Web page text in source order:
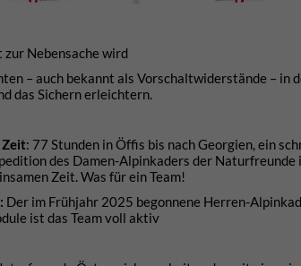
zur Nebensache wird
– auch bekannt als Vorschaltwiderstände –
das Sichern erleichtern.
Zeit: 77 Stunden in Öffis bis nach Georgien, ein
des Damen-Alpinkaders der
Zeit. Was für ein Team!
Der im Frühjahr 2025 begonnene Herren-
ist das Team voll aktiv